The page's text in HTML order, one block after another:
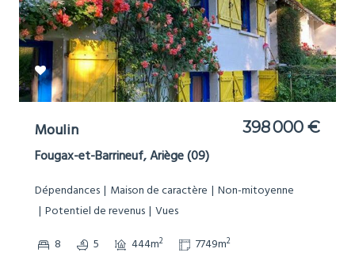
Moulin 398 000 €
Fougax-et-Barrineuf, Ariège (09)
Dépendances Maison de caractère
Non-mitoyenne
Potentiel de revenus Vues
8
5 444m2 7749m2